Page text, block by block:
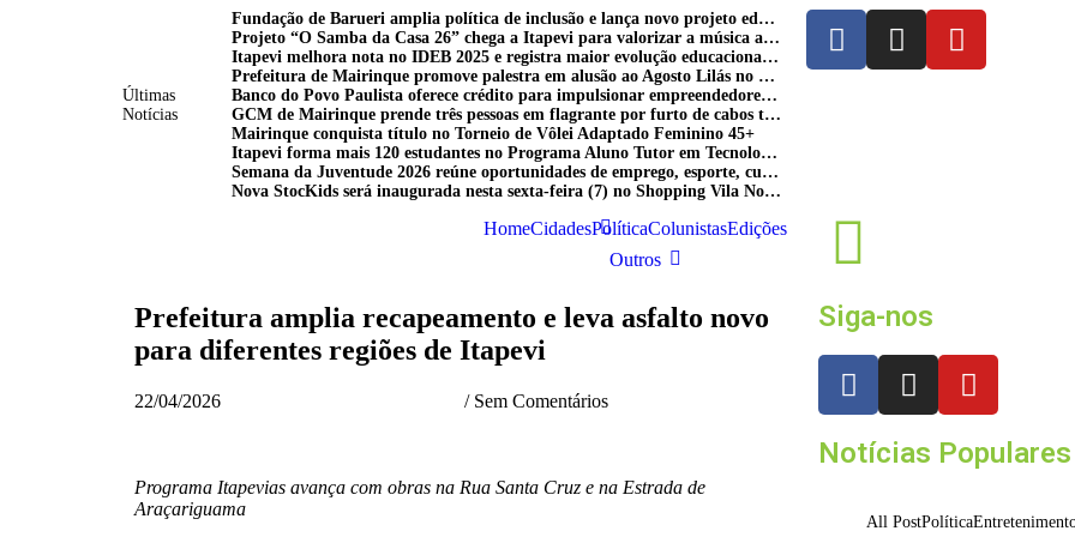
Últimas
Notícias
Fundação de Barueri amplia política de inclusão e lança novo projeto educacional
Projeto “O Samba da Casa 26” chega a Itapevi para valorizar a música autoral e fortalecer a cultura local
Itapevi melhora nota no IDEB 2025 e registra maior evolução educacional da região
Prefeitura de Mairinque promove palestra em alusão ao Agosto Lilás no CRAS Vila Barreto
Banco do Povo Paulista oferece crédito para impulsionar empreendedores de Mairinque
GCM de Mairinque prende três pessoas em flagrante por furto de cabos telefônicos após monitoramento do COI
Mairinque conquista título no Torneio de Vôlei Adaptado Feminino 45+
Itapevi forma mais 120 estudantes no Programa Aluno Tutor em Tecnologia Google e alcança 944 alunos capacitados
Semana da Juventude 2026 reúne oportunidades de emprego, esporte, cultura e empreendedorismo em Itapevi
Nova StocKids será inaugurada nesta sexta-feira (7) no Shopping Vila Nova, em Itapevi
HomeCidadesPolíticaColunistasEdições
Outros
Prefeitura amplia recapeamento e leva asfalto novo
para diferentes regiões de Itapevi
22/04/2026 /Sem Comentários
Programa Itapevias avança com obras na Rua Santa Cruz e na Estrada de
Araçariguama
Siga-nos
Notícias Populares
All PostPolítica